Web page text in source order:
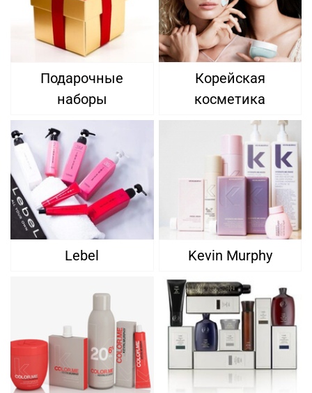
Подарочные
наборы
Корейская
косметика
Lebel Kevin Murphy